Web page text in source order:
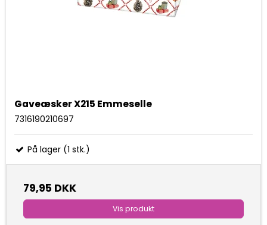
Gaveæsker X215 Emmeselle
7316190210697
På lager (1 stk.)
79,95 DKK
Vis produkt